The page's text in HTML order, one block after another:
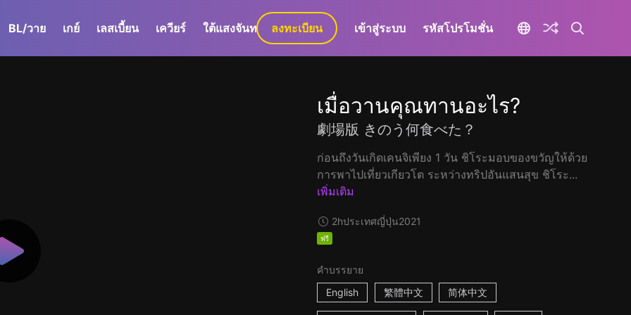
BL/วาย เกย์ เลสเบี้ยน เควียร์ ใต้แสงจันทร์ GaLa+
ลงทะเบียน เข้าสู่ระบบ รหัสโปรโมชั่น
เมื่อวานคุณทานอะไร?
劇場版 きのう何食べた？
ก่อนถึงวันเกิดเคนจิเพียง 1 วัน ชิโระมอบของขวัญให้ด้วย
การพาไปเที่ยวเกียวโต ระหว่างทริปอันแสนสุข ชิโระ...
เพิ่มเติม
2hประเทศญี่ปุ่น2021
ฟรี
คำบรรยาย
English
繁體中文 简体中文